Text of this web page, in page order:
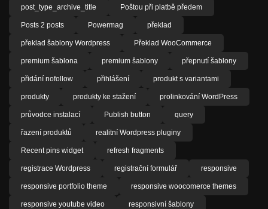
post_type_archive_title Poštou při platbě předem
Posts 2 posts Powermag překlad
překlad šablony Wordpress Překlad WooCommerce
premium šablona premium šablony přepnutí šablony
přidání nofollow přihlášení produkt s variantami
produkty produkty ke stažení prolinkování WordPress
průvodce instalací Publish button query
řazení produktů realitní Wordpress pluginy
Recent pins widget refresh fragments
registrace Wordpress registrační formulář responsive
responsive portfolio theme responsive woocomerce themes
responsive youtube video responsivní šablony